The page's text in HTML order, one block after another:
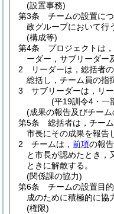
(設置事務)
第3条
チームの設置に
政グループにおいて行
(構成等)
第4条
プロジェクトは
ーダー，サブリーダー
2
リーダーは，総括者
総括し，チーム員の指
3
サブリーダーは，リ
(平19訓令4・一
(成果の報告及びチーム
第5条
総括者は，チー
市長にその成果を報告
2
チームは， 前項の報
と市長が認めたとき，
ときに解散する。
(関係課の協力)
第6条
チームの設置目
成のために積極的に協
(権限)